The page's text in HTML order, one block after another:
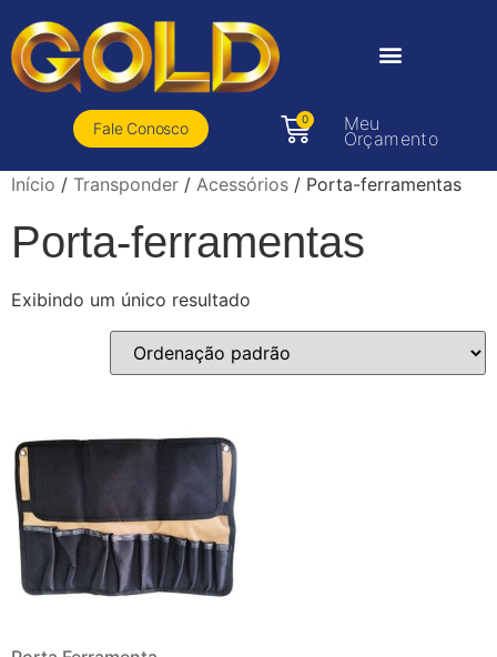
Fale Conosco
0 Meu
Orçamento
Início / Transponder / Acessórios / Porta-ferramentas
Porta-ferramentas
Exibindo um único resultado